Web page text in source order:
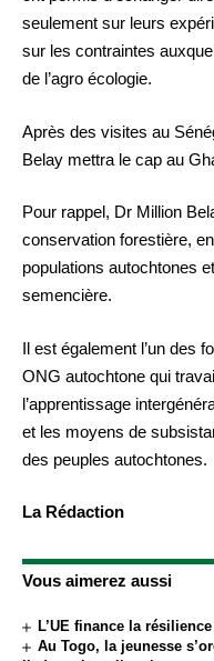
seulement sur leurs
sur les contraintes
de l’agro écologie.
Après des visites au
Belay mettra le cap au
Pour rappel, Dr Million
conservation forestière,
populations autochtones
semencière.
Il est également l’un des
ONG autochtone qui
l’apprentissage
et les moyens de
des peuples autochtones.
La Rédaction
Vous aimerez aussi
L’UE finance la
Au Togo, la jeunesse